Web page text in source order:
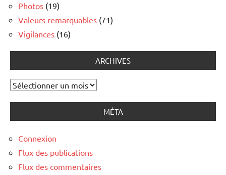
Photos (19)
Valeurs remarquables (71)
Vigilances (16)
ARCHIVES
Archives
MÉTA
Connexion
Flux des publications
Flux des commentaires